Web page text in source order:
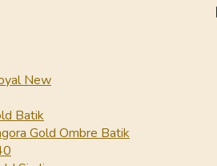
New
Batik
Gold Ombre Batik